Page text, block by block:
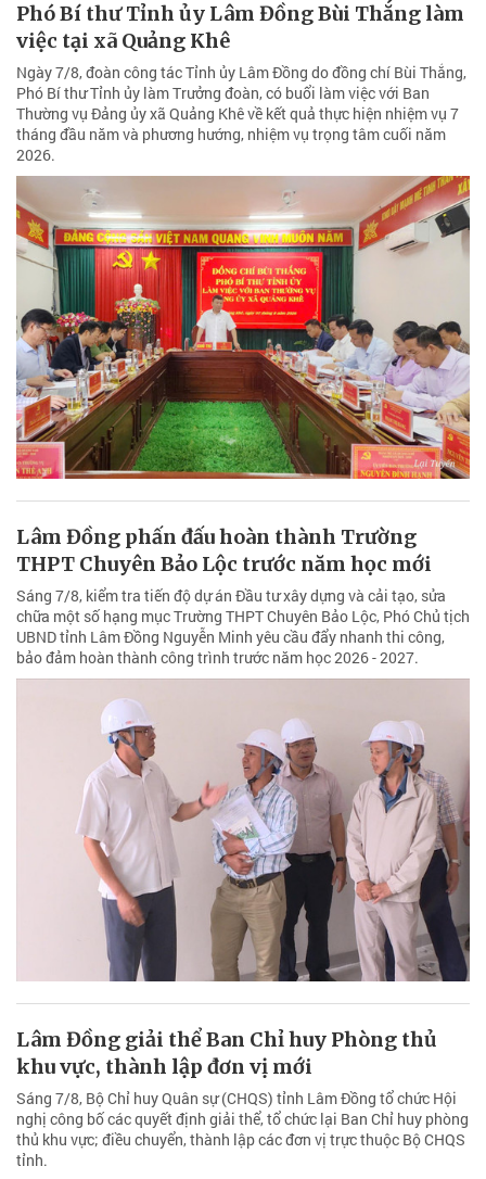
Phó Bí thư Tỉnh ủy Lâm Đồng Bùi Thắng làm
việc tại xã Quảng Khê
Ngày 7/8, đoàn công tác Tỉnh ủy Lâm Đồng do đồng chí Bùi Thắng,
Phó Bí thư Tỉnh ủy làm Trưởng đoàn, có buổi làm việc với Ban
Thường vụ Đảng ủy xã Quảng Khê về kết quả thực hiện nhiệm vụ 7
tháng đầu năm và phương hướng, nhiệm vụ trọng tâm cuối năm
2026.
Lâm Đồng phấn đấu hoàn thành Trường
THPT Chuyên Bảo Lộc trước năm học mới
Sáng 7/8, kiểm tra tiến độ dự án Đầu tư xây dựng và cải tạo, sửa
chữa một số hạng mục Trường THPT Chuyên Bảo Lộc, Phó Chủ tịch
UBND tỉnh Lâm Đồng Nguyễn Minh yêu cầu đẩy nhanh thi công,
bảo đảm hoàn thành công trình trước năm học 2026 - 2027.
Lâm Đồng giải thể Ban Chỉ huy Phòng thủ
khu vực, thành lập đơn vị mới
Sáng 7/8, Bộ Chỉ huy Quân sự (CHQS) tỉnh Lâm Đồng tổ chức Hội
nghị công bố các quyết định giải thể, tổ chức lại Ban Chỉ huy phòng
thủ khu vực; điều chuyển, thành lập các đơn vị trực thuộc Bộ CHQS
tỉnh.